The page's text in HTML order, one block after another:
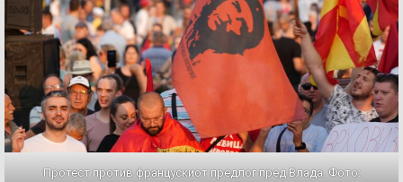
Протест против францускиот предлог пред Влада. Фото: